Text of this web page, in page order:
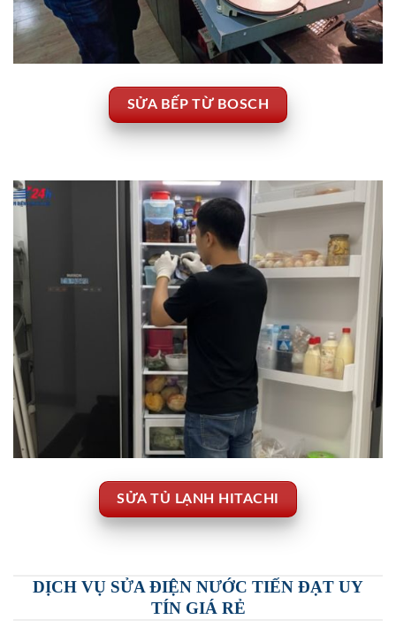
SỬA BẾP TỪ BOSCH
SỬA TỦ LẠNH HITACHI
DỊCH VỤ SỬA ĐIỆN NƯỚC TIẾN ĐẠT UY
TÍN GIÁ RẺ